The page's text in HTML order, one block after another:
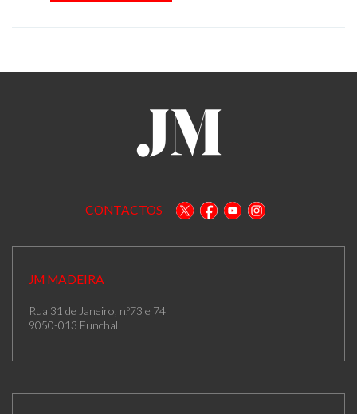
CONTACTOS
JM MADEIRA
Rua 31 de Janeiro, n.º73 e 74
9050-013 Funchal